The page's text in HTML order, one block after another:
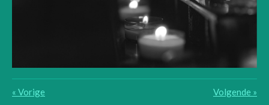
« Vorige Volgende »